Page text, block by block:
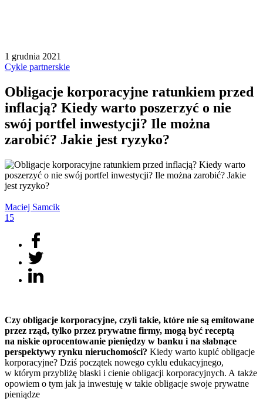
1 grudnia 2021
Cykle partnerskie
Obligacje korporacyjne ratunkiem przed
inflacją? Kiedy warto poszerzyć o nie
swój portfel inwestycji? Ile można
zarobić? Jakie jest ryzyko?
Maciej Samcik
15
Czy obligacje korporacyjne, czyli takie, które nie są emitowane
przez rząd, tylko przez prywatne firmy, mogą być receptą
na niskie oprocentowanie pieniędzy w banku i na słabnące
perspektywy rynku nieruchomości? Kiedy warto kupić obligacje
korporacyjne? Dziś początek nowego cyklu edukacyjnego,
w którym przybliżę blaski i cienie obligacji korporacyjnych. A także
opowiem o tym jak ja inwestuję w takie obligacje swoje prywatne
pieniądze